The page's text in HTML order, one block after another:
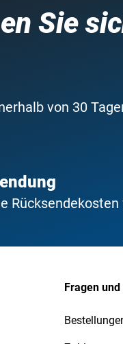
Sie
von 30
Rücksendekosten
Fragen